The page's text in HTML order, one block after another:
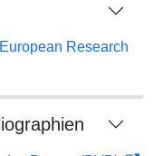
Research